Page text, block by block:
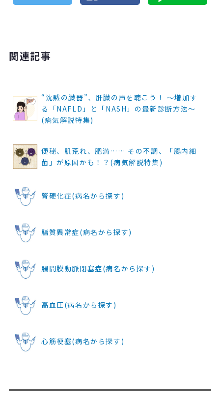
関連記事
“沈黙の臓器”、肝臓の声を聴こう！ ～増加す
る「NAFLD」と「NASH」の最新診断方法～
(病気解説特集)
便秘、肌荒れ、肥満…… その不調、「腸内細
菌」が原因かも！？(病気解説特集)
腎硬化症(病名から探す)
脂質異常症(病名から探す)
腸間膜動脈閉塞症(病名から探す)
高血圧(病名から探す)
心筋梗塞(病名から探す)